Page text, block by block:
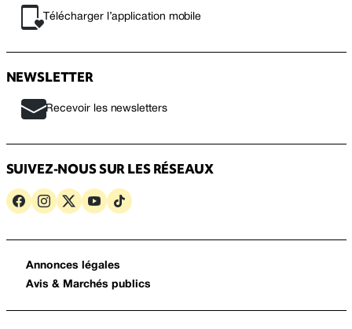
Télécharger l’application mobile
NEWSLETTER
Recevoir les newsletters
SUIVEZ-NOUS SUR LES RÉSEAUX
Annonces légales
Avis & Marchés publics